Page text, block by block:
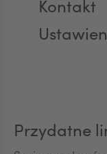
Kontakt
Przydatne